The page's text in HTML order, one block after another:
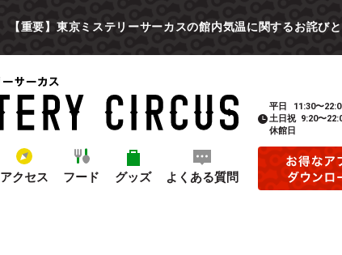
【重要】東京ミステリーサーカスの館内気温に関するお詫び
アクセス フード グッズ よくある質問
平日
11:30〜
土日祝 9:20〜
休館日